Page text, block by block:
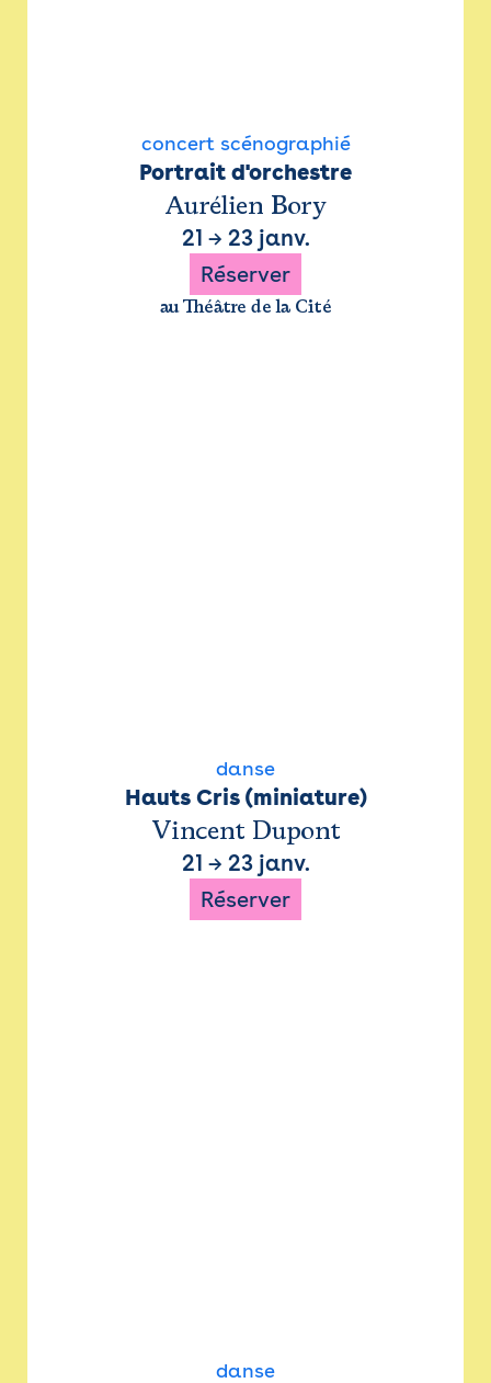
concert scénographié
Portrait d'orchestre
Aurélien Bory
21 → 23 janv.
Réserver
au Théâtre de la Cité
danse
Hauts Cris (miniature)
Vincent Dupont
21 → 23 janv.
Réserver
danse